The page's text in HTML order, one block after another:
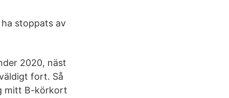
stoppats av
2020, näst
fort. Så
mitt B-körkort